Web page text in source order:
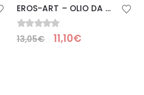
EROS-ART – OLIO DA MASSAGGIO TANTRICO NATURALE E VANIGLIA AFRODISIACA 30 ML
0Su 5
13,05€ 11,10€